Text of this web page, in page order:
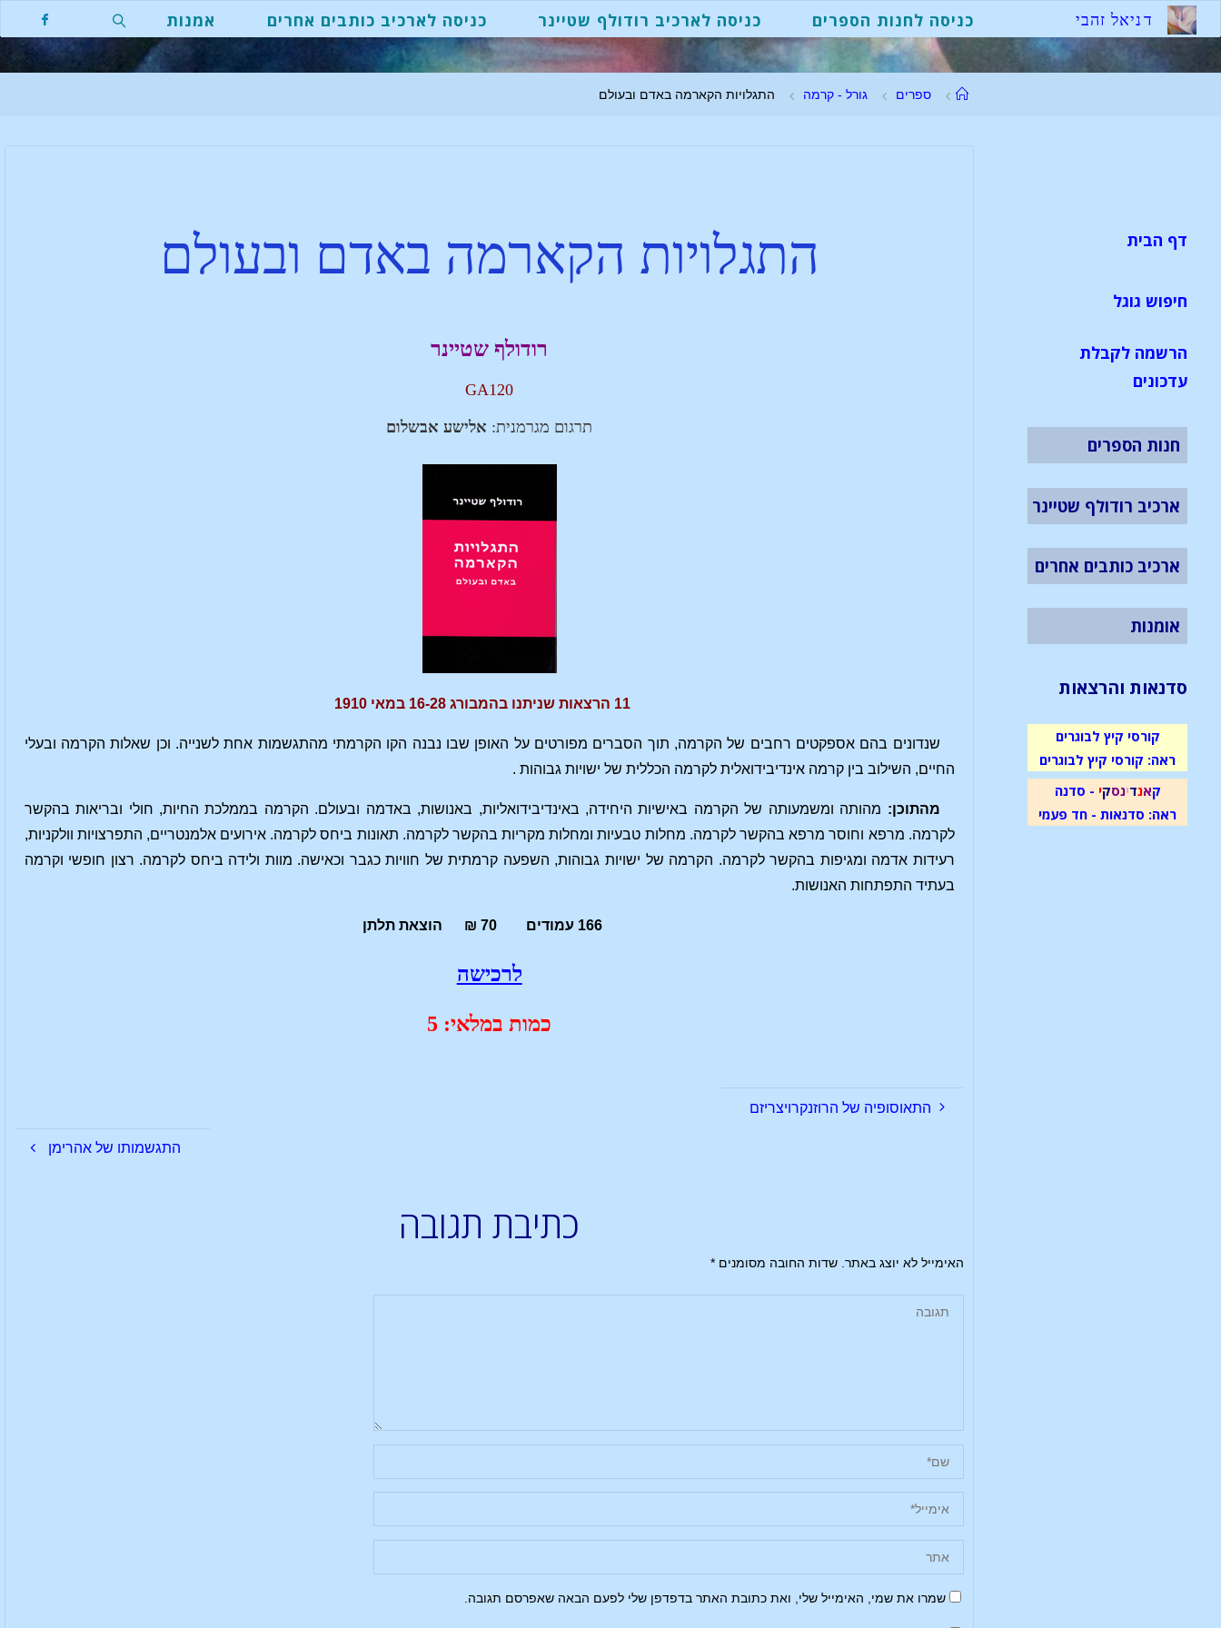
דניאל זהבי כניסה לחנות הספרים כניסה לארכיב רודולף שטיינר כניסה לארכיב כותבים אחרים אמנות
ספרים גורל - קרמה התגלויות הקארמה באדם ובעולם
התגלויות הקארמה באדם ובעולם
רודולף שטיינר
GA120
תרגום מגרמנית: אלישע אבשלום
11 הרצאות שניתנו בהמבורג 16-28 במאי 1910
שנדונים בהם אספקטים רחבים של הקרמה, תוך הסברים מפורטים על האופן שבו נבנה הקו הקרמתי מהתגשמות אחת לשנייה. וכן שאלות הקרמה ובעלי
החיים, השילוב בין קרמה אינדיבידואלית לקרמה הכללית של ישויות גבוהות .
מהתוכן: מהותה ומשמעותה של הקרמה באישיות היחידה, באינדיבידואליות, באנושות, באדמה ובעולם. הקרמה בממלכת החיות, חולי ובריאות בהקשר
לקרמה. מרפא וחוסר מרפא בהקשר לקרמה. מחלות טבעיות ומחלות מקריות בהקשר לקרמה. תאונות ביחס לקרמה. אירועים אלמנטריים, התפרצויות וולקניות,
רעידות אדמה ומגיפות בהקשר לקרמה. הקרמה של ישויות גבוהות, השפעה קרמתית של חוויות כגבר וכאישה. מוות ולידה ביחס לקרמה. רצון חופשי וקרמה
בעתיד התפתחות האנושות.
166 עמודים 70 ₪ הוצאת תלתן
לרכישה
כמות במלאי: 5
התאוסופיה של הרוזנקרויצריזם
התגשמותו של אהרימן
כתיבת תגובה
האימייל לא יוצג באתר. שדות החובה מסומנים*
שמרו את שמי, האימייל שלי, ואת כתובת האתר בדפדפן שלי לפעם הבאה שאפרסם תגובה.
דף הבית
חיפוש גוגל
הרשמה לקבלת
עדכונים
חנות הספרים
ארכיב רודולף שטיינר
ארכיב כותבים אחרים
אומנות
סדנאות והרצאות
קורסי קיץ לבוגרים
ראה: קורסי קיץ לבוגרים
קאנדינסקי - סדנה
ראה: סדנאות - חד פעמי